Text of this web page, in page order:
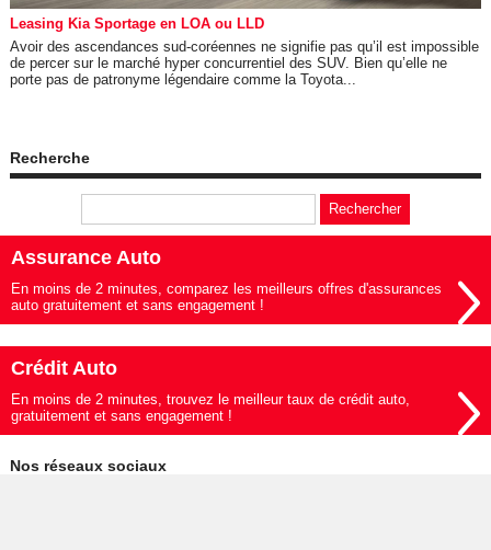
Leasing Kia Sportage en LOA ou LLD
Avoir des ascendances sud-coréennes ne signifie pas qu’il est impossible
de percer sur le marché hyper concurrentiel des SUV. Bien qu’elle ne
porte pas de patronyme légendaire comme la Toyota...
Recherche
Assurance Auto
En moins de 2 minutes, comparez les meilleurs offres d'assurances
auto gratuitement et sans engagement !
Crédit Auto
En moins de 2 minutes, trouvez le meilleur taux de crédit auto,
gratuitement et sans engagement !
Nos réseaux sociaux